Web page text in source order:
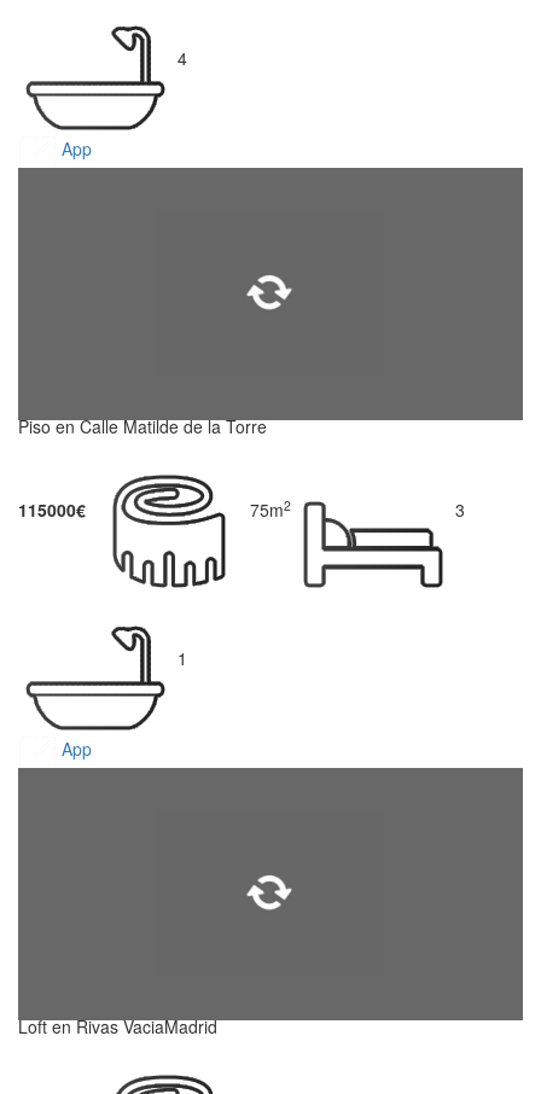
4
App
Piso en Calle Matilde de la Torre
115000€ 75m2 3
1
App
Loft en Rivas VaciaMadrid